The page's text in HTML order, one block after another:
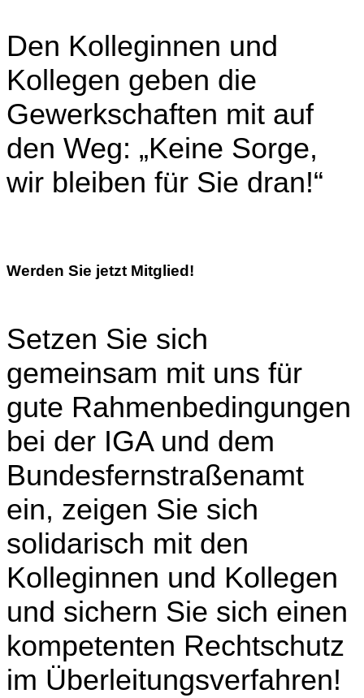
Den Kolleginnen und
Kollegen geben die
Gewerkschaften mit auf
den Weg: „Keine Sorge,
wir bleiben für Sie dran!“
Werden Sie jetzt Mitglied!
Setzen Sie sich
gemeinsam mit uns für
gute Rahmenbedingungen
bei der IGA und dem
Bundesfernstraßenamt
ein, zeigen Sie sich
solidarisch mit den
Kolleginnen und Kollegen
und sichern Sie sich einen
kompetenten Rechtschutz
im Überleitungsverfahren!